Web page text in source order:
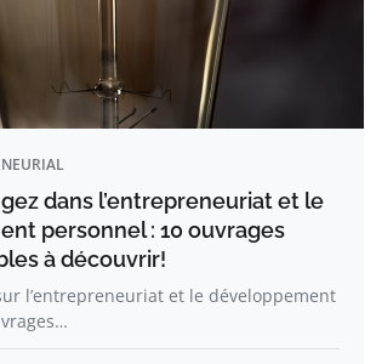
dans l’entrepreneuriat et le
personnel : 10 ouvrages
à découvrir!
l’entrepreneuriat et le développement